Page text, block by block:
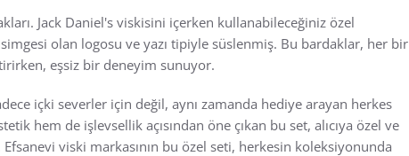
Jack Daniel's viskisini içerken kullanabileceğiniz özel
simgesi olan logosu ve yazı tipiyle süslenmiş. Bu bardaklar, her bir
eşsiz bir deneyim sunuyor.
içki severler için değil, aynı zamanda hediye arayan herkes
hem de işlevsellik açısından öne çıkan bu set, alıcıya özel ve
viski markasının bu özel seti, herkesin koleksiyonunda